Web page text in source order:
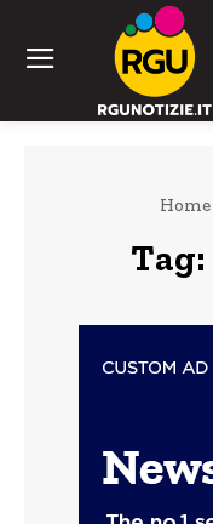
Home
Tag: